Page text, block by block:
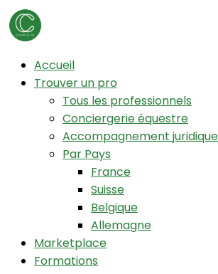
Accueil
Trouver un pro
Tous les professionnels
Conciergerie équestre
Accompagnement juridique
Par Pays
France
Suisse
Belgique
Allemagne
Marketplace
Formations